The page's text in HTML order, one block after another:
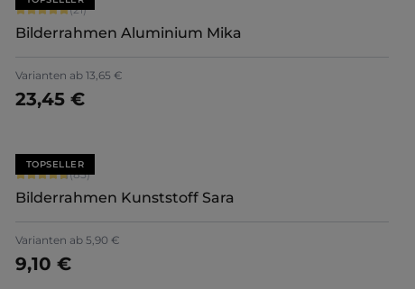
Durchschnittliche Bewertung von 5 von 5 Sternen
(21)
Bilderrahmen Aluminium Mika
Varianten ab13,65 €
23,45 €
Jetzt konfigurieren
TOPSELLER
Durchschnittliche Bewertung von 4.71 von 5 Sternen
(85)
Bilderrahmen Kunststoff Sara
Varianten ab5,90 €
9,10 €
Jetzt konfigurieren